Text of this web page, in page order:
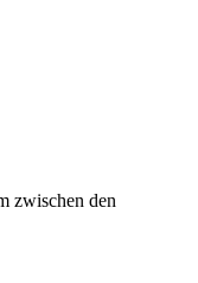
zwischen den